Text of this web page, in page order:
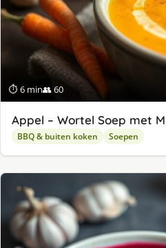
⏱ 6 min👥 60
Appel – Wortel Soep met
BBQ & buiten koken Soepen